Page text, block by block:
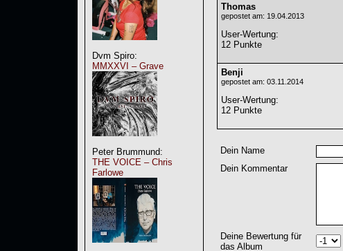
Dvm Spiro:
MMXXVI – Grave
Peter Brummund:
THE VOICE – Chris
Farlowe
Thomas
gepostet am: 19.04.2013
User-Wertung:
12 Punkte
Benji
gepostet am: 03.11.2014
User-Wertung:
12 Punkte
Dein Name
Dein Kommentar
Deine Bewertung für
das Album